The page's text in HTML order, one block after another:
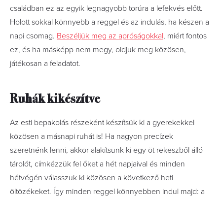
családban ez az egyik legnagyobb torúra a lefekvés előtt.
Holott sokkal könnyebb a reggel és az indulás, ha készen a
napi csomag. Beszéljük meg az apróságokkal, miért fontos
ez, és ha másképp nem megy, oldjuk meg közösen,
játékosan a feladatot.
Ruhák kikészítve
Az esti bepakolás részeként készítsük ki a gyerekekkel
közösen a másnapi ruhát is! Ha nagyon precízek
szeretnénk lenni, akkor alakítsunk ki egy öt rekeszből álló
tárolót, címkézzük fel őket a hét napjaival és minden
hétvégén válasszuk ki közösen a következő heti
öltözékeket. Így minden reggel könnyebben indul majd: a